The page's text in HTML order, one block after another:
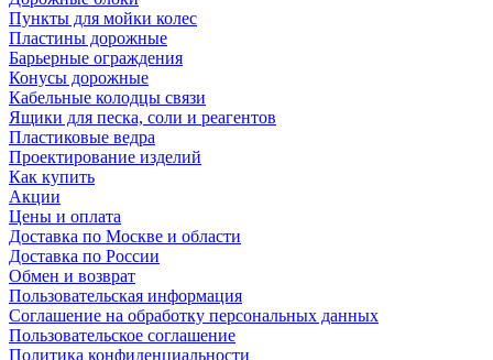
Пункты для мойки колес
Пластины дорожные
Барьерные ограждения
Конусы дорожные
Кабельные колодцы связи
Ящики для песка, соли и реагентов
Пластиковые ведра
Проектирование изделий
Как купить
Акции
Цены и оплата
Доставка по Москве и области
Доставка по России
Обмен и возврат
Пользовательская информация
Соглашение на обработку персональных данных
Пользовательское соглашение
Политика конфиденциальности